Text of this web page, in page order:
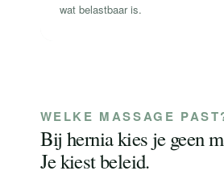
wat belastbaar is.
WELKE MASSAGE
Bij hernia kies je geen
Je kiest beleid.